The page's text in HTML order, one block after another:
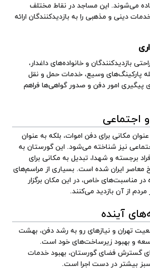
می‌شوند. این مساجد در نقاط مختلف
دینی و مذهبی را به بازدیدکنندگان ارائه
بازدیدکنندگان و خانواده‌های داغدار،
پارکینگ‌های وسیع، خدمات حمل و نقل
پیگیری امور دفن و صدور گواهی‌ها فراهم
اجتماعی
مکانی برای دفن اموات، بلکه به عنوان
نیز شناخته می‌شود. این گورستان به
برجسته و شهدا، تبدیل به مکانی برای
معاصر ایران شده است. بسیاری از مراسم‌های
در مناسبت‌های خاص، در این مکان برگزار
مردم از آن بازدید می‌کنند.
آینده
تهران و نیازهای رو به رشد دفن، بهشت
و بهبود زیرساخت‌های خود است.
گسترش فضای گورستان، بهبود خدمات
بیشتر در دست اجرا است.